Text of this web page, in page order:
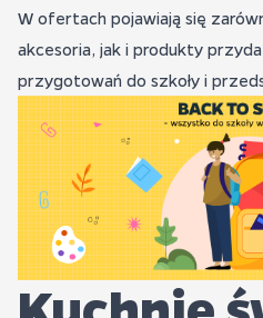
W ofertach pojawiają się
akcesoria, jak i produkty
przygotowań do szkoły i